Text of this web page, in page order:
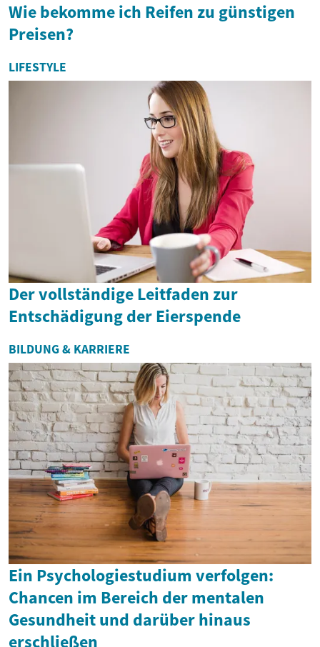
Wie bekomme ich Reifen zu günstigen
Preisen?
LIFESTYLE
Der vollständige Leitfaden zur
Entschädigung der Eierspende
BILDUNG & KARRIERE
Ein Psychologiestudium verfolgen:
Chancen im Bereich der mentalen
Gesundheit und darüber hinaus
erschließen